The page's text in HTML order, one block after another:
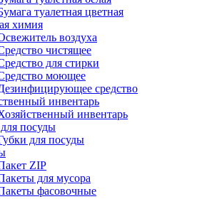
туалетная цветная
химия
воздуха
чистящее
для стирки
моющее
средство
инвентарь
инвентарь
посуды
для посуды
ZIP
для мусора
фасовочные